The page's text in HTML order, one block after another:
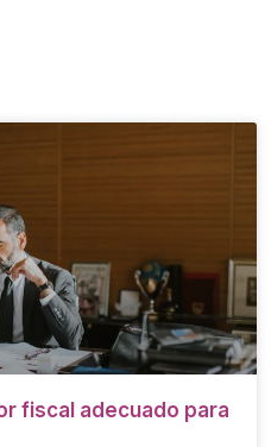
fiscal adecuado para